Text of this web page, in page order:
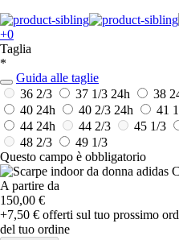
+0
Taglia
*
Guida alle taglie
36 2/3
37 1/3 24h 38
40 24h 40 2/3 24h 41
44 24h 44 2/3 45 1/3
48 2/3
49 1/3
Questo campo è obbligatorio
A partire da
150,00 €
+7,50 € offerti sul tuo prossimo
del tuo ordine